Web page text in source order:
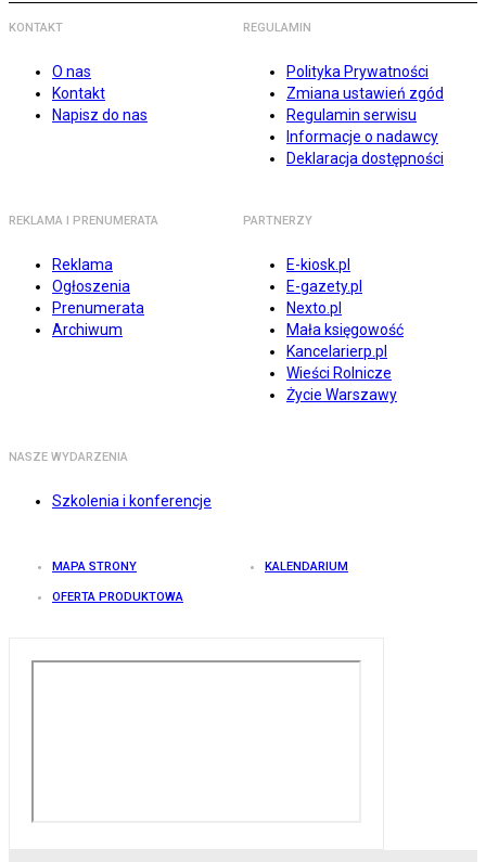
KONTAKT
O nas
Kontakt
Napisz do nas
REGULAMIN
Polityka Prywatności
Zmiana ustawień zgód
Regulamin serwisu
Informacje o nadawcy
Deklaracja dostępności
REKLAMA I PRENUMERATA
Reklama
Ogłoszenia
Prenumerata
Archiwum
PARTNERZY
E-kiosk.pl
E-gazety.pl
Nexto.pl
Mała księgowość
Kancelarierp.pl
Wieści Rolnicze
Życie Warszawy
NASZE WYDARZENIA
Szkolenia i konferencje
MAPA STRONY KALENDARIUM
OFERTA PRODUKTOWA